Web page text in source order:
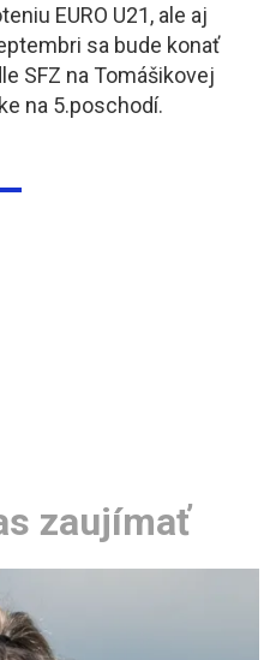
EURO U21, ale aj
sa bude konať
SFZ na Tomášikovej
na 5.poschodí.
zaujímať